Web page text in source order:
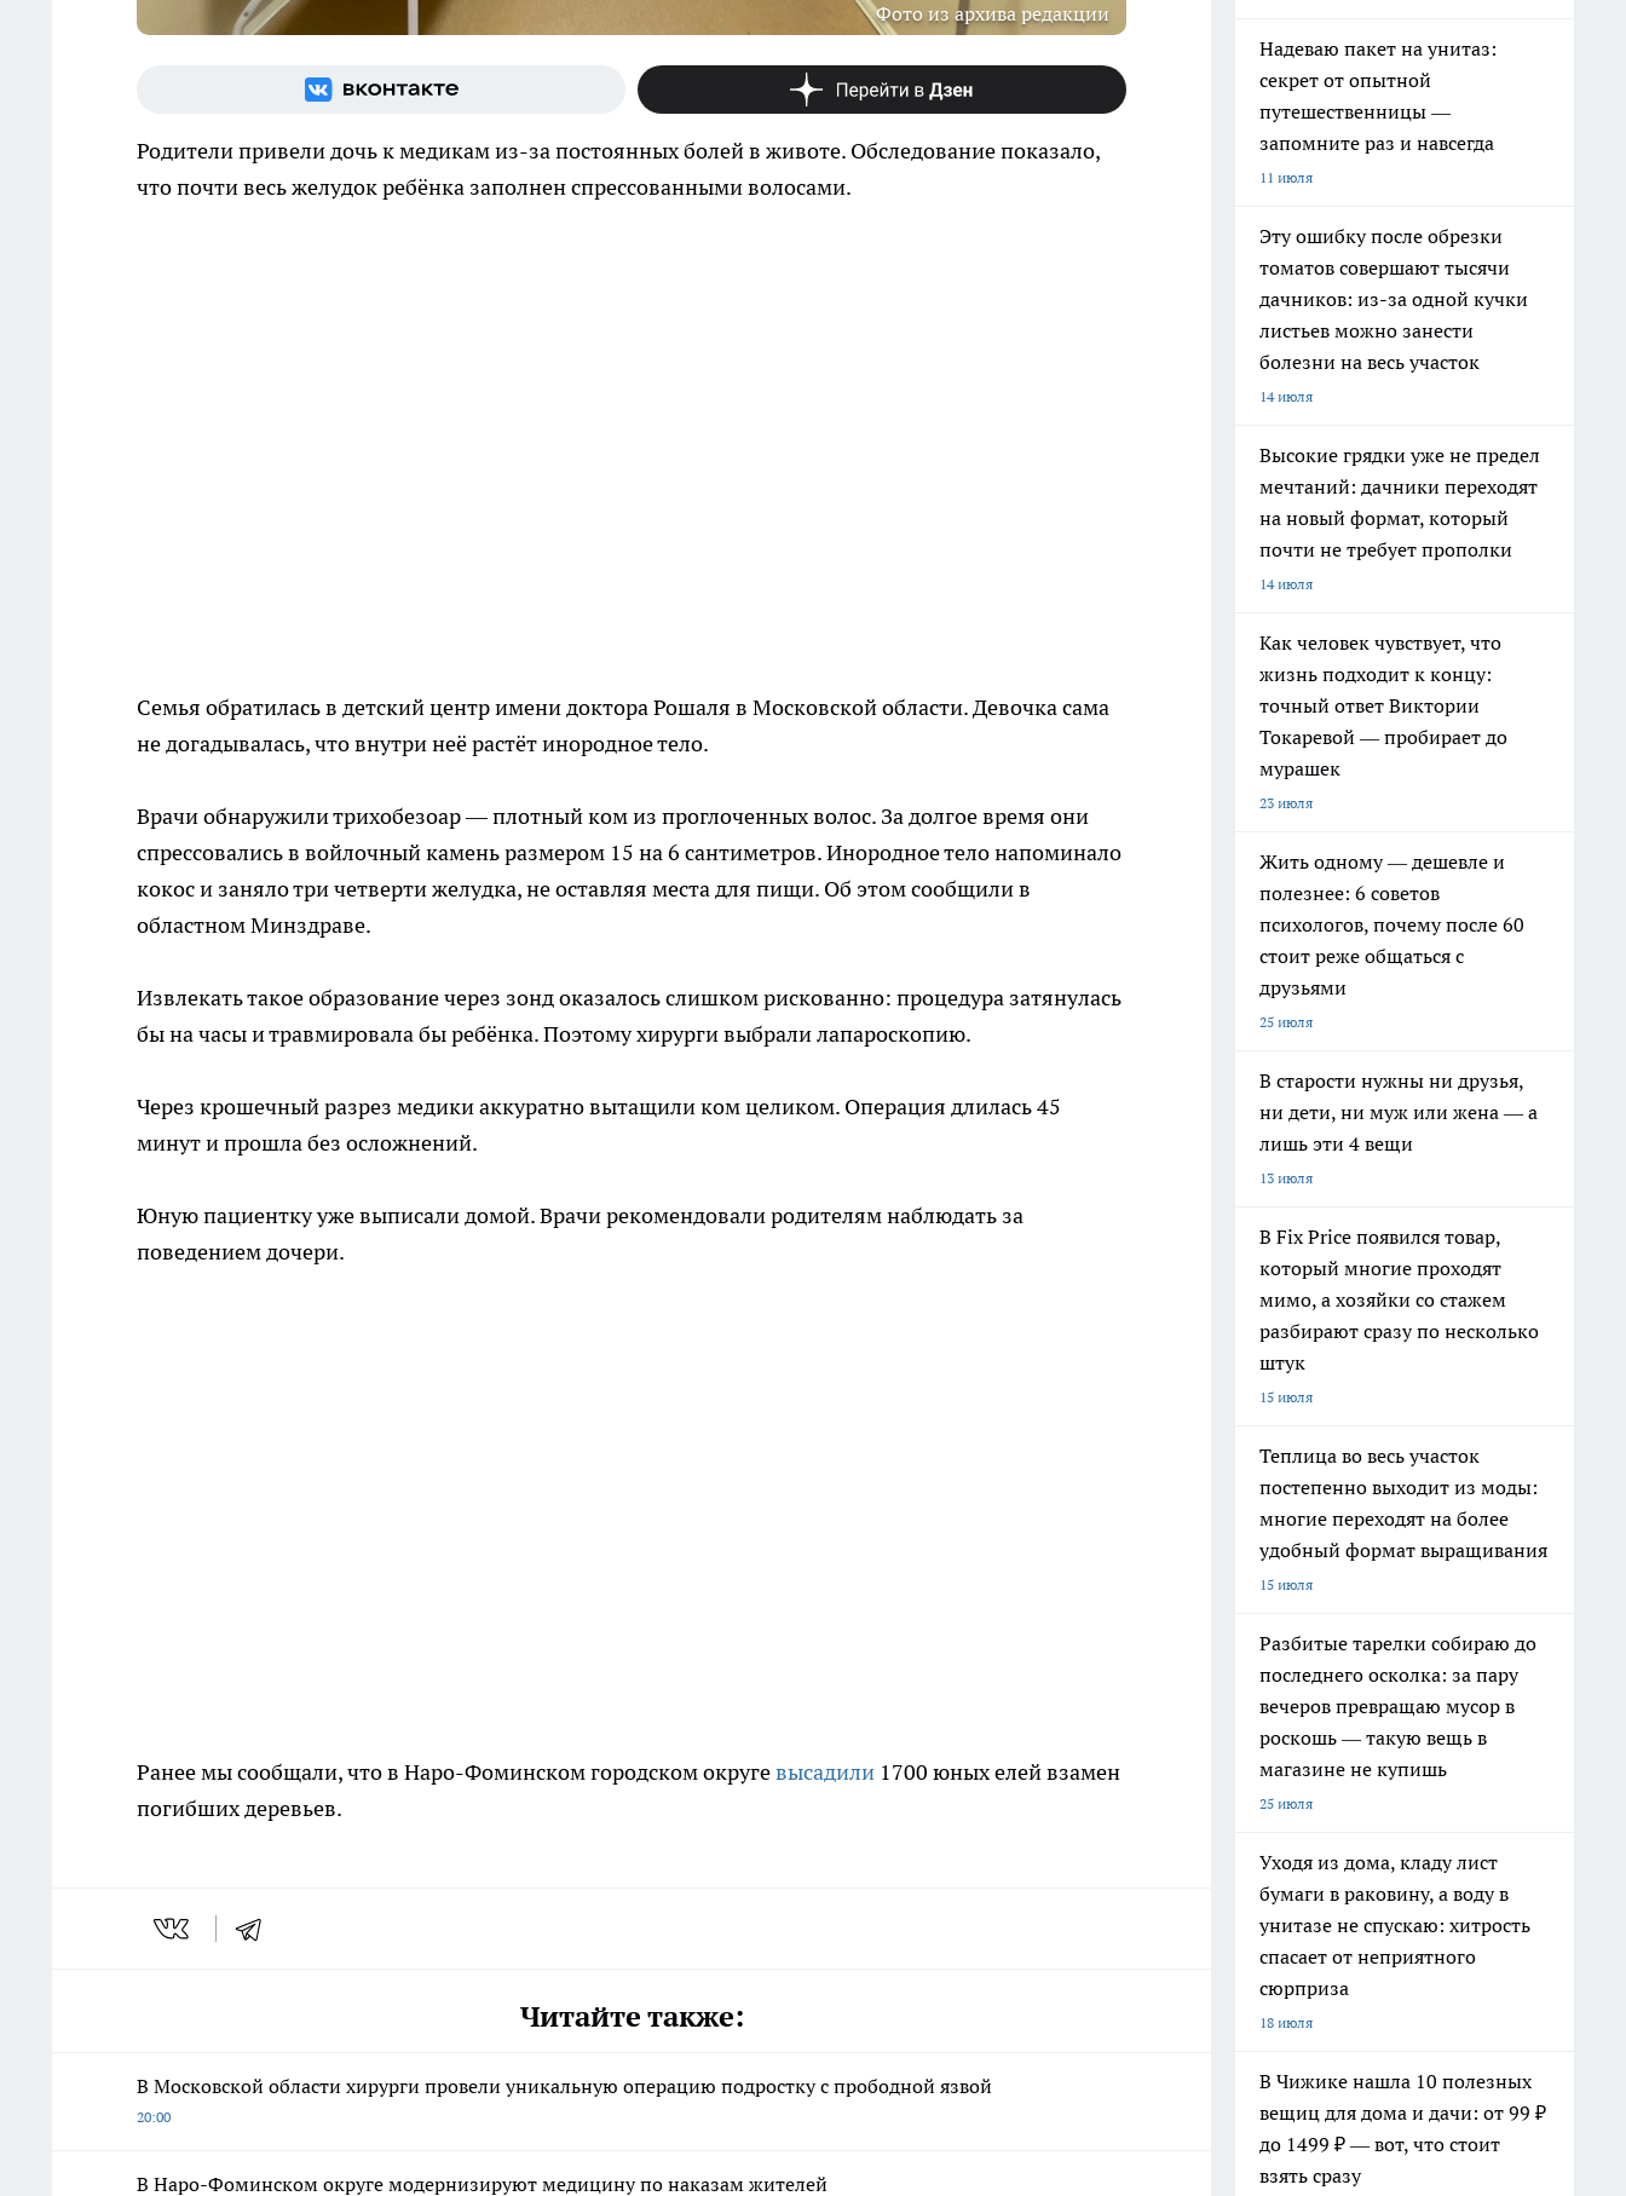
Фото из архива редакции
Родители привели дочь к медикам из-за постоянных болей в животе. Обследование показало,
что почти весь желудок ребёнка заполнен спрессованными волосами.
Семья обратилась в детский центр имени доктора Рошаля в Московской области. Девочка сама
не догадывалась, что внутри неё растёт инородное тело.
Врачи обнаружили трихобезоар — плотный ком из проглоченных волос. За долгое время они
спрессовались в войлочный камень размером 15 на 6 сантиметров. Инородное тело напоминало
кокос и заняло три четверти желудка, не оставляя места для пищи. Об этом сообщили в
областном Минздраве.
Извлекать такое образование через зонд оказалось слишком рискованно: процедура затянулась
бы на часы и травмировала бы ребёнка. Поэтому хирурги выбрали лапароскопию.
Через крошечный разрез медики аккуратно вытащили ком целиком. Операция длилась 45
минут и прошла без осложнений.
Юную пациентку уже выписали домой. Врачи рекомендовали родителям наблюдать за
поведением дочери.
Ранее мы сообщали, что в Наро-Фоминском городском округевысадили 1700 юных елей взамен
погибших деревьев.
Читайте также:
В Московской области хирурги провели уникальную операцию подростку с прободной язвой
20:00
В Наро-Фоминском округе модернизируют медицину по наказам жителей
Надеваю пакет на унитаз:
секрет от опытной
путешественницы —
запомните раз и навсегда
11 июля
Эту ошибку после обрезки
томатов совершают тысячи
дачников: из-за одной кучки
листьев можно занести
болезни на весь участок
14 июля
Высокие грядки уже не предел
мечтаний: дачники переходят
на новый формат, который
почти не требует прополки
14 июля
Как человек чувствует, что
жизнь подходит к концу:
точный ответ Виктории
Токаревой — пробирает до
мурашек
23 июля
Жить одному — дешевле и
полезнее: 6 советов
психологов, почему после 60
стоит реже общаться с
друзьями
25 июля
В старости нужны ни друзья,
ни дети, ни муж или жена — а
лишь эти 4 вещи
13 июля
В Fix Price появился товар,
который многие проходят
мимо, а хозяйки со стажем
разбирают сразу по несколько
штук
15 июля
Теплица во весь участок
постепенно выходит из моды:
многие переходят на более
удобный формат выращивания
15 июля
Разбитые тарелки собираю до
последнего осколка: за пару
вечеров превращаю мусор в
роскошь — такую вещь в
магазине не купишь
25 июля
Уходя из дома, кладу лист
бумаги в раковину, а воду в
унитазе не спускаю: хитрость
спасает от неприятного
сюрприза
18 июля
В Чижике нашла 10 полезных
вещиц для дома и дачи: от 99 ₽
до 1499 ₽ — вот, что стоит
взять сразу